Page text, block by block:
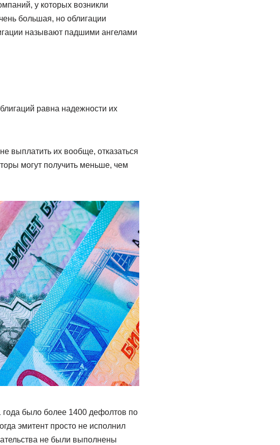
у которых возникли
большая, но облигации
называют падшими ангелами
равна надежности их
выплатить их вообще, отказаться
могут получить меньше, чем
года было более 1400 дефолтов по
эмитент просто не исполнил
не были выполнены